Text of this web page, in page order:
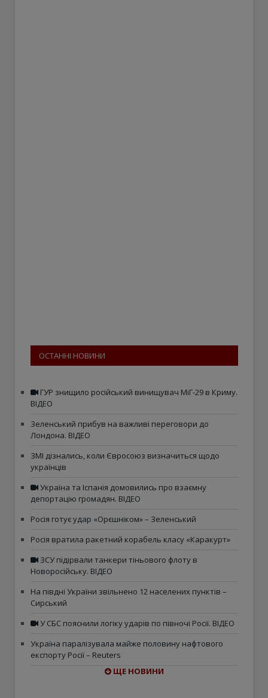
ОСТАННІ НОВИНИ
ГУР знищило російський винищувач МіГ-29 в Криму.
ВІДЕО
Зеленський прибув на важливі переговори до
Лондона. ВІДЕО
ЗМІ дізнались, коли Євросоюз визначиться щодо
українців
Україна та Іспанія домовились про взаємну
депортацію громадян. ВІДЕО
Росія готує удар «Орєшніком» – Зеленський
Росія вратила ракетний корабель класу «Каракурт»
ЗСУ підірвали танкери тіньового флоту в
Новоросійську. ВІДЕО
На півдні України звільнено 12 населених пунктів –
Сирський
У СБС пояснили логіку ударів по півночі Росії. ВІДЕО
Україна паралізувала майже половину нафтового
експорту Росії – Reuters
ЩЕ НОВИНИ